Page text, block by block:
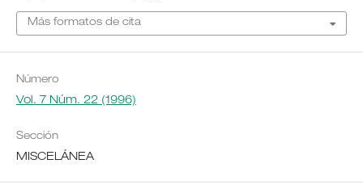
Más formatos de cita
Número
Vol. 7 Núm. 22 (1996)
Sección
MISCELÁNEA